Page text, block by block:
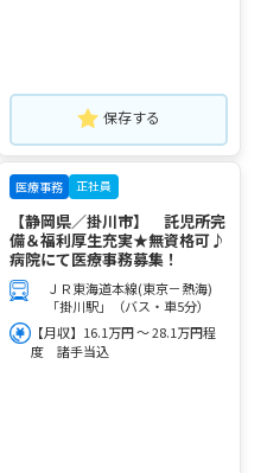
保存する
医療事務 正社員
【静岡県／掛川市】 託児所完
備＆福利厚生充実★無資格可♪
病院にて医療事務募集！
ＪＲ東海道本線(東京－熱海)
「掛川駅」（バス・車5分）
【月収】16.1万円 ～ 28.1万円程
度 諸手当込